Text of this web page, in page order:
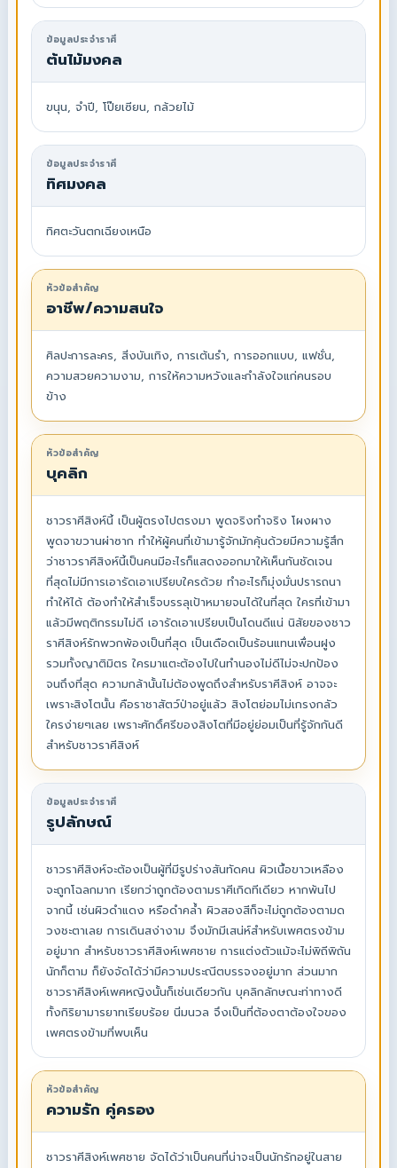
ข้อมูลประจำราศี
ต้นไม้มงคล
ขนุน, จำปี, โป๊ยเซียน, กล้วยไม้
ข้อมูลประจำราศี
ทิศมงคล
ทิศตะวันตกเฉียงเหนือ
หัวข้อสำคัญ
อาชีพ/ความสนใจ
ศิลปะการละคร, สิ่งบันเทิง, การเต้นรำ, การออกแบบ, แฟชั่น,
ความสวยความงาม, การให้ความหวังและกำลังใจแก่คนรอบ
ข้าง
หัวข้อสำคัญ
บุคลิก
ชาวราศีสิงห์นี้ เป็นผู้ตรงไปตรงมา พูดจริงทำจริง โผงผาง
พูดจาขวานผ่าซาก ทำให้ผู้คนที่เข้ามารู้จักมักคุ้นด้วยมีความรู้สึก
ว่าชาวราศีสิงห์นี้เป็นคนมีอะไรก็แสดงออกมาให้เห็นกันชัดเจน
ที่สุดไม่มีการเอารัดเอาเปรียบใครด้วย ทำอะไรก็มุ่งมั่นปรารถนา
ทำให้ได้ ต้องทำให้สำเร็จบรรลุเป้าหมายจนได้ในที่สุด ใครที่เข้ามา
แล้วมีพฤติกรรมไม่ดี เอารัดเอาเปรียบเป็นโดนดีแน่ นิสัยของชาว
ราศีสิงห์รักพวกพ้องเป็นที่สุด เป็นเดือดเป็นร้อนแทนเพื่อนฝูง
รวมทั้งญาติมิตร ใครมาแตะต้องไปในทำนองไม่ดีไม่จะปกป้อง
จนถึงที่สุด ความกล้านั้นไม่ต้องพูดถึงสำหรับราศีสิงห์ อาจจะ
เพราะสิงโตนั้น คือราชาสัตว์ป่าอยู่แล้ว สิงโตย่อมไม่เกรงกลัว
ใครง่ายๆเลย เพราะศักดิ์ศรีของสิงโตที่มีอยู่ย่อมเป็นที่รู้จักกันดี
สำหรับชาวราศีสิงห์
ข้อมูลประจำราศี
รูปลักษณ์
ชาวราศีสิงห์จะต้องเป็นผู้ที่มีรูปร่างสันทัดคน ผิวเนื้อขาวเหลือง
จะถูกโฉลกมาก เรียกว่าถูกต้องตามราศีเกิดทีเดียว หากพ้นไป
จากนี้ เช่นผิวดำแดง หรือดำคล้ำ ผิวสองสีก็จะไม่ถูกต้องตามด
วงชะตาเลย การเดินสง่างาม จึงมักมีเสน่ห์สำหรับเพศตรงข้าม
อยู่มาก สำหรับชาวราศีสิงห์เพศชาย การแต่งตัวแม้จะไม่พิถีพิถัน
นักก็ตาม ก็ยังจัดได้ว่ามีความประณีตบรรจงอยู่มาก ส่วนมาก
ชาวราศีสิงห์เพศหญิงนั้นก็เช่นเดียวกัน บุคลิกลักษณะท่าทางดี
ทั้งกิริยามารยาทเรียบร้อย นิ่มนวล จึงเป็นที่ต้องตาต้องใจของ
เพศตรงข้ามที่พบเห็น
หัวข้อสำคัญ
ความรัก คู่ครอง
ชาวราศีสิงห์เพศชาย จัดได้ว่าเป็นคนที่น่าจะเป็นนักรักอยู่ในสาย